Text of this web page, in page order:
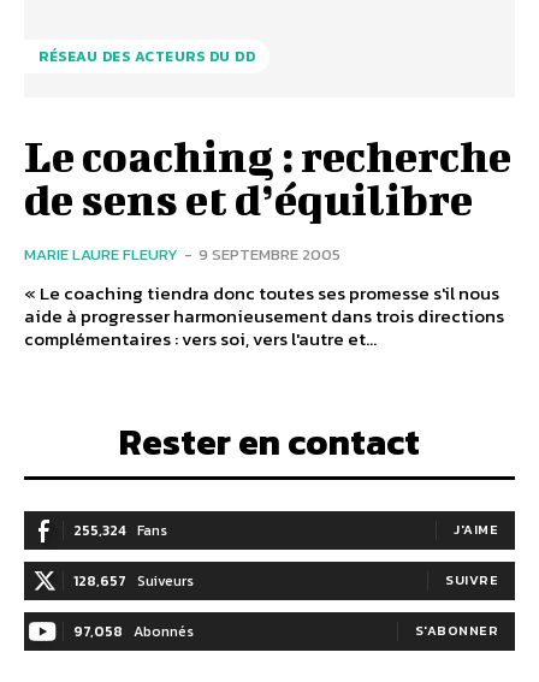
RÉSEAU DES ACTEURS DU DD
Le coaching : recherche
de sens et d’équilibre
MARIE LAURE FLEURY - 9 SEPTEMBRE 2005
« Le coaching tiendra donc toutes ses promesse s'il nous
aide à progresser harmonieusement dans trois directions
complémentaires : vers soi, vers l'autre et...
Rester en contact
255,324 Fans J'AIME
128,657 Suiveurs SUIVRE
97,058 Abonnés S'ABONNER